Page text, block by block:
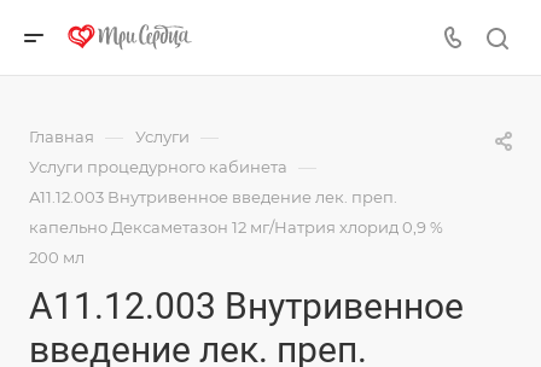
Главная — Услуги —
Услуги процедурного кабинета —
А11.12.003 Внутривенное введение лек. преп.
капельно Дексаметазон 12 мг/Натрия хлорид 0,9 %
200 мл
А11.12.003 Внутривенное
введение лек. преп.